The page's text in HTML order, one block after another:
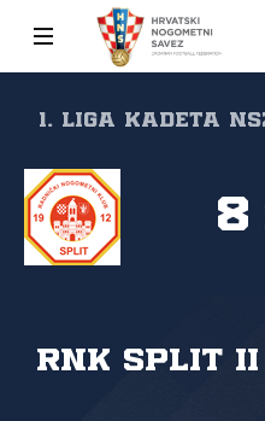
1. liga kadeta
RNK Split II
8